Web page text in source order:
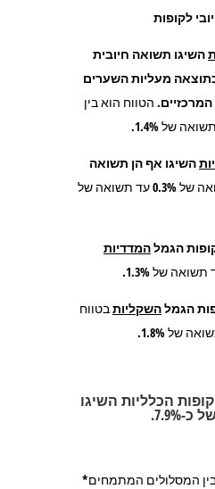
לקופות
השיגו תשואה חיובית
של כ-0.7% כתוצאה מעליות השערים
הטווח הוא בין
השיגו אף הן תשואה
בטווח תשואה של 0.3% עד תשואה של
המדדיות
השקליותבטווח
הכלליות השיגו
בין המסלולים המתמחים*